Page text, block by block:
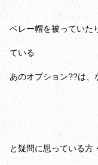
ベレー帽を被っていた
ている
あのオプション??は、
と疑問に思っている方